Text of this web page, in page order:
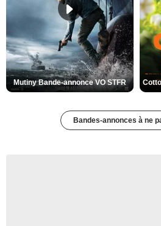
Mutiny Bande-annonce VO STFR
Bandes-annonces à ne